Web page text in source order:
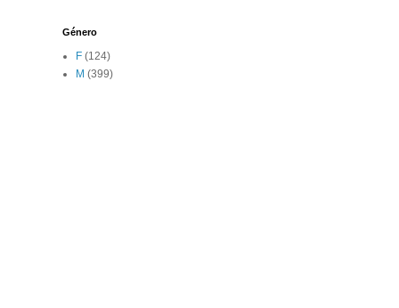
Género
F (124)
M (399)